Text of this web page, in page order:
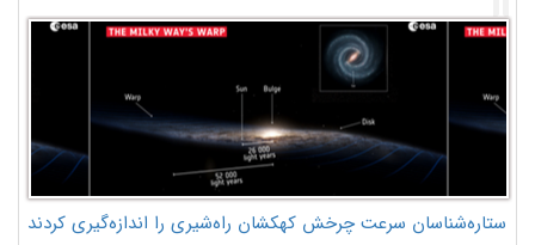
ستاره‌شناسان سرعت چرخش کهکشان راه‌شیری را اندازه‌گیری کردند